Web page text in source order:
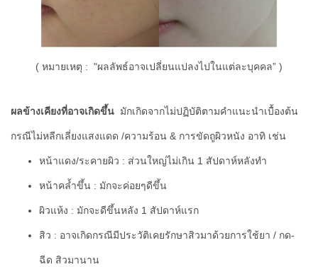
( หมายเหตุ : "ผลลัพธ์อาจเปลี่ยนแปลงไปในแต่ละบุคคล” )
ผลข้างเคียงที่อาจเกิดขึ้น มักเกิดจากไม่ปฏิบัติตามคำแนะนำเบื้องต้น
กรณีไม่หลีกเลี่ยงแสงแดด /ความร้อน & การขัดถูผิวหนัง อาทิ เช่น
หน้าแดง/ระคายผิว : ส่วนใหญ่ไม่เกิน 1 สัปดาห์หลังทำ
หน้าคล้ำขึ้น : มักจะค่อยๆดีขึ้น
ผิวแห้ง : มักจะดีขึ้นหลัง 1 สัปดาห์แรก
สิว : อาจเกิดกรณีมีประวัติเคยรักษาสิวมาด้วยการใช้ยา / กด-
ฉีด สิวมานาน